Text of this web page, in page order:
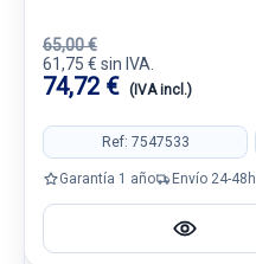
65,00 €
61,75 € sin IVA.
74,72 € (IVA incl.)
Ref: 7547533
Garantía 1 año Envío 24-48h